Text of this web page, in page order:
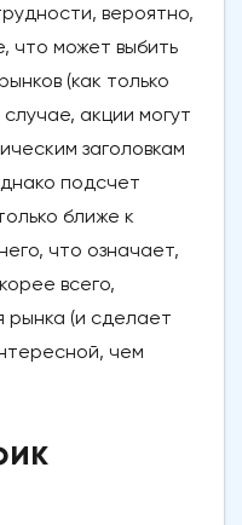
вероятно,
что может выбить
(как только
акции могут
заголовкам
подсчет
ближе к
что означает,
всего,
рынка (и сделает
чем